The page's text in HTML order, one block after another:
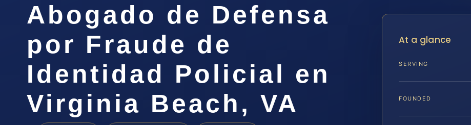
Abogado de Defensa
por Fraude de
Identidad Policial en
Virginia Beach, VA
At a glance
SERVING
FOUNDED